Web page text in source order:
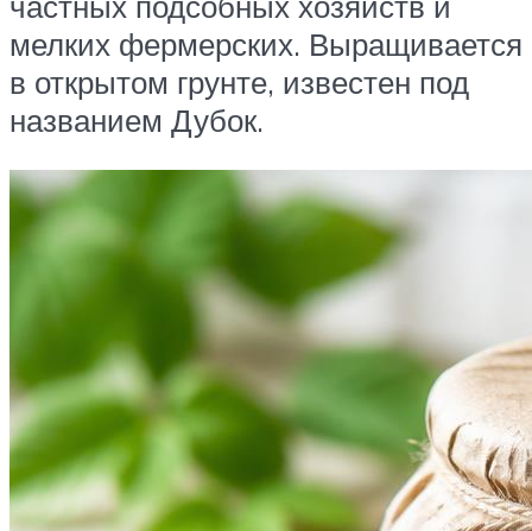
мелких фермерских. Выращивается
в открытом грунте, известен под
названием Дубок.